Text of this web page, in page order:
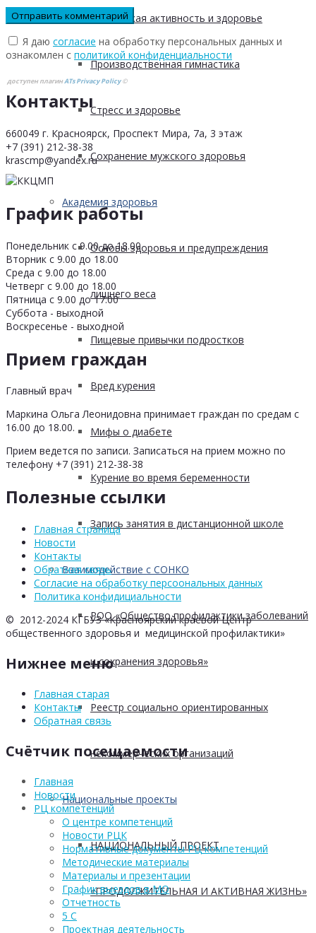
Физическая активность и здоровье
Производственная гимнастика
Стресс и здоровье
Сохранение мужского здоровья
Академия здоровья
Основы здоровья и предупреждения
лишнего веса
Пищевые привычки подростков
Вред курения
Мифы о диабете
Курение во время беременности
Запись занятия в дистанционной школе
Взаимодействие с СОНКО
РОО «Общество профилактики заболеваний
и сохранения здоровья»
Реестр социально ориентированных
некоммерческих организаций
Национальные проекты
НАЦИОНАЛЬНЫЙ ПРОЕКТ
«ПРОДОЛЖИТЕЛЬНАЯ И АКТИВНАЯ ЖИЗНЬ»
Я даю согласие на обработку персональных данных и
ознакомлен с политикой конфиденциальности
доступен плагинATs Privacy Policy©
Контакты
660049 г. Красноярск, Проспект Мира, 7а, 3 этаж
+7 (391) 212-38-38
krascmp@yandex.ru
График работы
Понедельник с 9.00 до 18.00
Вторник с 9.00 до 18.00
Среда с 9.00 до 18.00
Четверг с 9.00 до 18.00
Пятница с 9.00 до 17.00
Суббота - выходной
Воскресенье - выходной
Прием граждан
Главный врач
Маркина Ольга Леонидовна принимает граждан по средам с
16.00 до 18.00.
Прием ведется по записи. Записаться на прием можно по
телефону +7 (391) 212-38-38
Полезные ссылки
Главная страница
Новости
Контакты
Обратная связь
Согласие на обработку персоональных данных
Политика конфидициальности
© 2012-2024 КГБУЗ «Красноярский краевой Центр
общественного здоровья и медицинской профилактики»
Нижнее меню
Главная старая
Контакты
Обратная связь
Счётчик посещаемости
Главная
Новости
РЦ компетенций
О центре компетенций
Новости РЦК
Нормативные документы РЦ компетенций
Методические материалы
Материалы и презентации
График выездов в МО
Отчетность
5 С
Проектная деятельность